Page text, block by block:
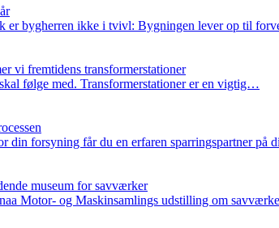
er bygherren ikke i tvivl: Bygningen lever op til
vi fremtidens transformerstationer
følge med. Transformerstationer er en vigtig…
din forsyning får du en erfaren sparringspartner på
museum for savværker
Motor- og Maskinsamlings udstilling om